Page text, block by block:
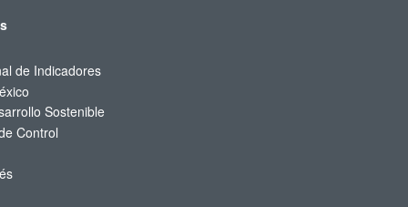
de Indicadores
Sostenible
Control